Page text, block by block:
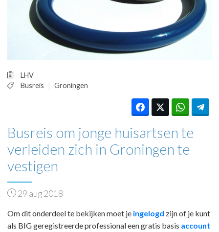
PRAKTIJKZAKEN
TARIEVEN
VPHUISARTSEN
MEDISCHE VAKHANDEL
REGISTRATIE
LHV
Busreis
Groningen
Busreis om jonge huisartsen te
verleiden zich in Groningen te
vestigen
29 aug 2018
Om dit onderdeel te bekijken moet je ingelogd zijn of je kunt
als BIG geregistreerde professional een gratis basis account